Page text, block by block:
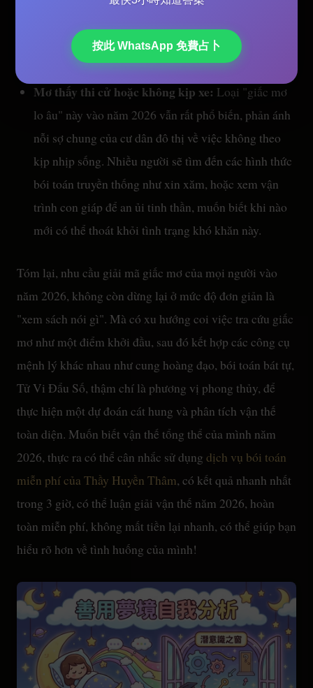
"mất quyền nói" trong sự nghiệp tài lộc, khiến người
ta muốn phân tích vận thế sâu hơn.
Mơ thấy thi cử hoặc không kịp xe: Loại "giấc mơ
lo âu" này vào năm 2026 vẫn rất phổ biến, phản ánh
nỗi sợ chung của cư dân đô thị về việc không theo
kịp nhịp sống. Nhiều người sẽ tìm đến các hình thức
bói toán truyền thống như xin xăm, hoặc xem vận
trình con giáp để an ủi tinh thần, muốn biết khi nào
mới có thể thoát khỏi tình trạng khó khăn này.
Tóm lại, nhu cầu giải mã giấc mơ của mọi người vào
năm 2026, không còn dừng lại ở mức độ đơn giản là
"xem sách nói gì". Mà có xu hướng coi việc tra cứu giấc
mơ như một điểm khởi đầu, sau đó kết hợp các công cụ
mệnh lý khác nhau như cung hoàng đạo, bói toán bát tự,
Tử Vi Đẩu Số, thậm chí là phương vị phong thủy, để
thực hiện một dự đoán cát hung và phân tích vận thế
toàn diện. Muốn biết vận thế tổng thể của mình năm
2026, thực ra có thể cân nhắc sử dụng dịch vụ bói toán
miễn phí của Thầy Huyền Thâm, có kết quả nhanh nhất
trong 3 giờ, có thể luận giải vận thế năm 2026, hoàn
toàn miễn phí, không mất tiền lại nhanh, có thể giúp bạn
hiểu rõ hơn về tình huống của mình!
按此 WhatsApp 免費占卜